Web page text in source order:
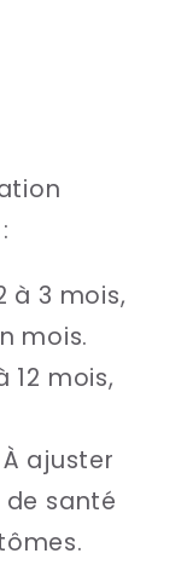
à 3 mois,
mois.
12 mois,
À ajuster
santé